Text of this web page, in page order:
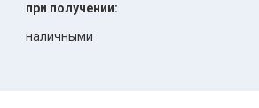
при получении:
наличными